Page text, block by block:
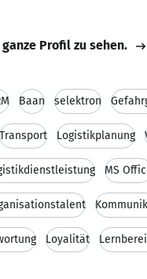
Profil zu sehen.
Baan selektron
Transport Logistikplanung
MS
Loyalität